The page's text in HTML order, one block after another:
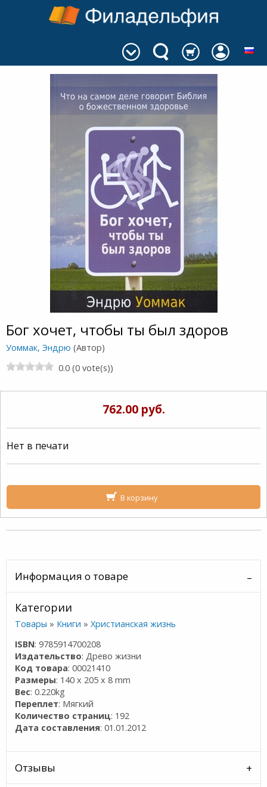
Бог хочет, чтобы ты был здоров
Уоммак, Эндрю (Автор)
0.0 (0 vote(s))
762.00 руб.
Нет в печати
В корзину
Информация о товаре
Категории
Товары » Книги »Христианская жизнь
ISBN: 9785914700208
Издательство: Древо жизни
Код товара: 00021410
Размеры: 140 x 205 x 8 mm
Вес: 0.220kg
Переплет: Мягкий
Количество страниц: 192
Дата составления: 01.01.2012
Отзывы